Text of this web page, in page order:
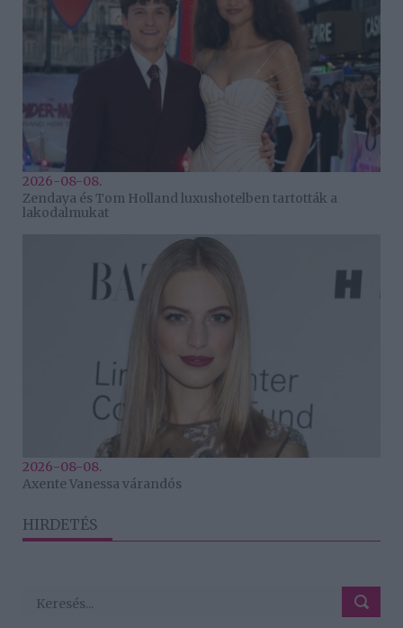
2026-08-08.
Zendaya és Tom Holland luxushotelben tartották a
lakodalmukat
2026-08-08.
Axente Vanessa várandós
HIRDETÉS